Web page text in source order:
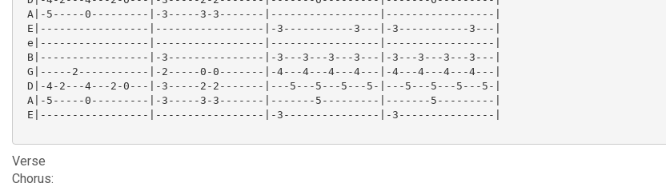
A|-5-----0---------|-3-----3-3-------|-----------------|-----------------|
E|-----------------|-----------------|-3-----------3---|-3-----------3---|
e|-----------------|-----------------|-----------------|-----------------|
B|-----------------|-3---------------|-3---3---3---3---|-3---3---3---3---|
G|-----2-----------|-2-----0-0-------|-4---4---4---4---|-4---4---4---4---|
D|-4-2---4---2-0---|-3-----2-2-------|---5---5---5---5-|---5---5---5---5-|
A|-5-----0---------|-3-----3-3-------|-------5---------|-------5---------|
E|-----------------|-----------------|-3---------------|-3---------------|
Verse
Chorus: